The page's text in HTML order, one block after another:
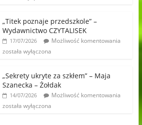
„Titek poznaje przedszkole” –
Wydawnictwo CZYTALISEK
17/07/2026
Możliwość komentowania
została wyłączona
„Sekrety ukryte za szkłem” – Maja
Szanecka – Żołdak
14/07/2026
Możliwość komentowania
została wyłączona